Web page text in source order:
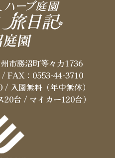
市勝沼町等々力1736
FAX：0553-44-3710
入園無料（年中無休）
台 / マイカー120台）